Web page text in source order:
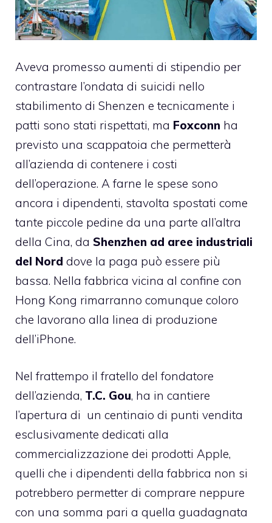
Aveva promesso aumenti di stipendio per
contrastare l’ondata di suicidi nello
stabilimento di Shenzen e tecnicamente i
patti sono stati rispettati, ma Foxconn ha
previsto una scappatoia che permetterà
all’azienda di contenere i costi
dell’operazione. A farne le spese sono
ancora i dipendenti, stavolta spostati come
tante piccole pedine da una parte all’altra
della Cina, da Shenzhen ad aree industriali
del Nord dove la paga può essere più
bassa. Nella fabbrica vicina al confine con
Hong Kong rimarranno comunque coloro
che lavorano alla linea di produzione
dell’iPhone.
Nel frattempo il fratello del fondatore
dell’azienda, T.C. Gou, ha in cantiere
l’apertura di un centinaio di punti vendita
esclusivamente dedicati alla
commercializzazione dei prodotti Apple,
quelli che i dipendenti della fabbrica non si
potrebbero permetter di comprare neppure
con una somma pari a quella guadagnata